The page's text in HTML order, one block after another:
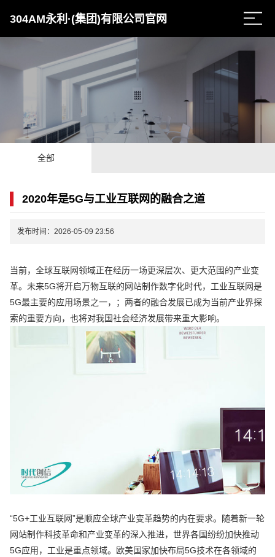
304AM永利·(集团)有限公司官网
全部
2020年是5G与工业互联网的融合之道
发布时间：2026-05-09 23:56
当前，全球互联网领域正在经历一场更深层次、更大范围的产业变
革。未来5G将开启万物互联的网站制作数字化时代，工业互联网是
5G最主要的应用场景之一，；两者的融合发展已成为当前产业界探
索的重要方向，也将对我国社会经济发展带来重大影响。
“5G+工业互联网”是顺应全球产业变革趋势的内在要求。随着新一轮
网站制作科技革命和产业变革的深入推进，世界各国纷纷加快推动
5G应用，工业是重点领域。欧美国家加快布局5G技术在各领域的